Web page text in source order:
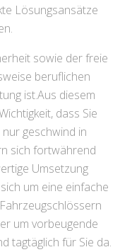
Lösungsansätze
sowie der freie
beruflichen
ist.Aus diesem
dass Sie
geschwind in
sich fortwährend
Umsetzung
um eine einfache
um vorbeugende
tagtäglich für Sie da.